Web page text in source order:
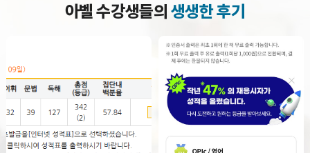
아벨 수강생들의 생생한 후기